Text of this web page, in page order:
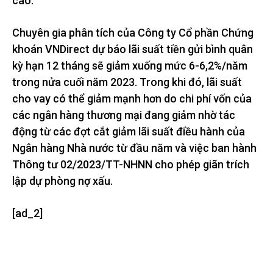
Chuyên gia phân tích của Công ty Cổ phần Chứng
khoán VNDirect dự báo lãi suất tiền gửi bình quân
kỳ hạn 12 tháng sẽ giảm xuống mức 6-6,2%/năm
trong nửa cuối năm 2023. Trong khi đó, lãi suất
cho vay có thể giảm mạnh hơn do chi phí vốn của
các ngân hàng thương mại đang giảm nhờ tác
động từ các đợt cắt giảm lãi suất điều hành của
Ngân hàng Nhà nước từ đầu năm và việc ban hành
Thông tư 02/2023/TT-NHNN cho phép giãn trích
lập dự phòng nợ xấu.
[ad_2]